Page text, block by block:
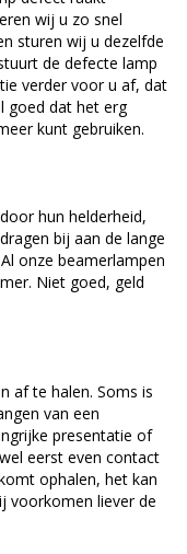
wij u zo snel
sturen wij u dezelfde
de defecte lamp
verder voor u af, dat
goed dat het erg
kunt gebruiken.
hun helderheid,
bij aan de lange
onze beamerlampen
Niet goed, geld
af te halen. Soms is
van een
presentatie of
eerst even contact
ophalen, het kan
voorkomen liever de